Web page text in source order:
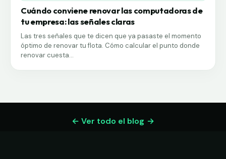
Cuándo conviene renovar las computadoras de
tu empresa: las señales claras
Las tres señales que te dicen que ya pasaste el momento
óptimo de renovar tu flota. Cómo calcular el punto donde
renovar cuesta...
← Ver todo el blog